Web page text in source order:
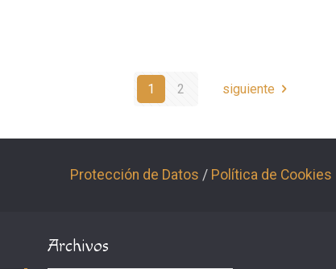
1 2 siguiente
Protección de Datos / Política de Cookies
Archivos